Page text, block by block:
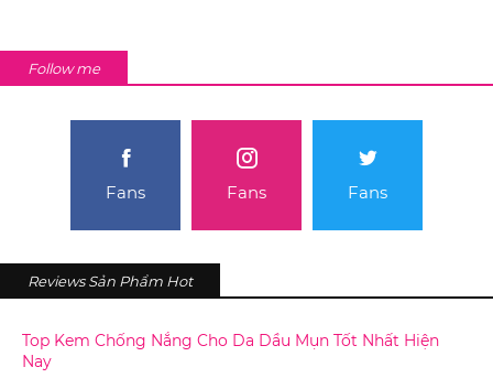
Follow me
Fans Fans Fans
Reviews Sản Phẩm Hot
Top Kem Chống Nắng Cho Da Dầu Mụn Tốt Nhất Hiện
Nay